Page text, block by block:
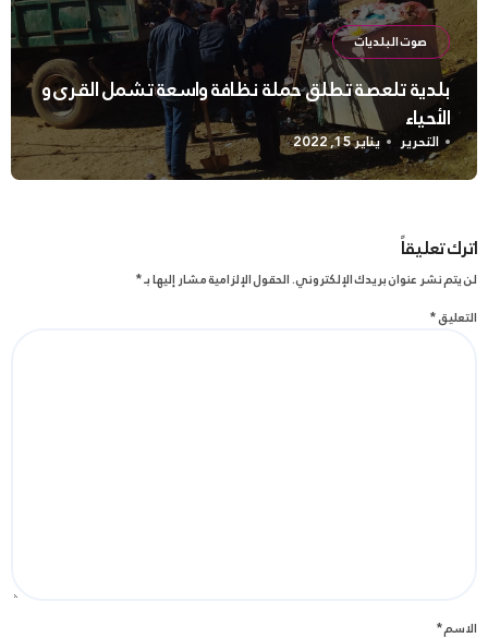
صوت البلديات
بلدية تلعصة تطلق حملة نظافة واسعة تشمل القرى و
الأحياء
التحرير يناير 15, 2022
اترك تعليقاً
لن يتم نشر عنوان بريدك الإلكتروني.الحقول الإلزامية مشار إليها بـ*
التعليق*
الاسم*